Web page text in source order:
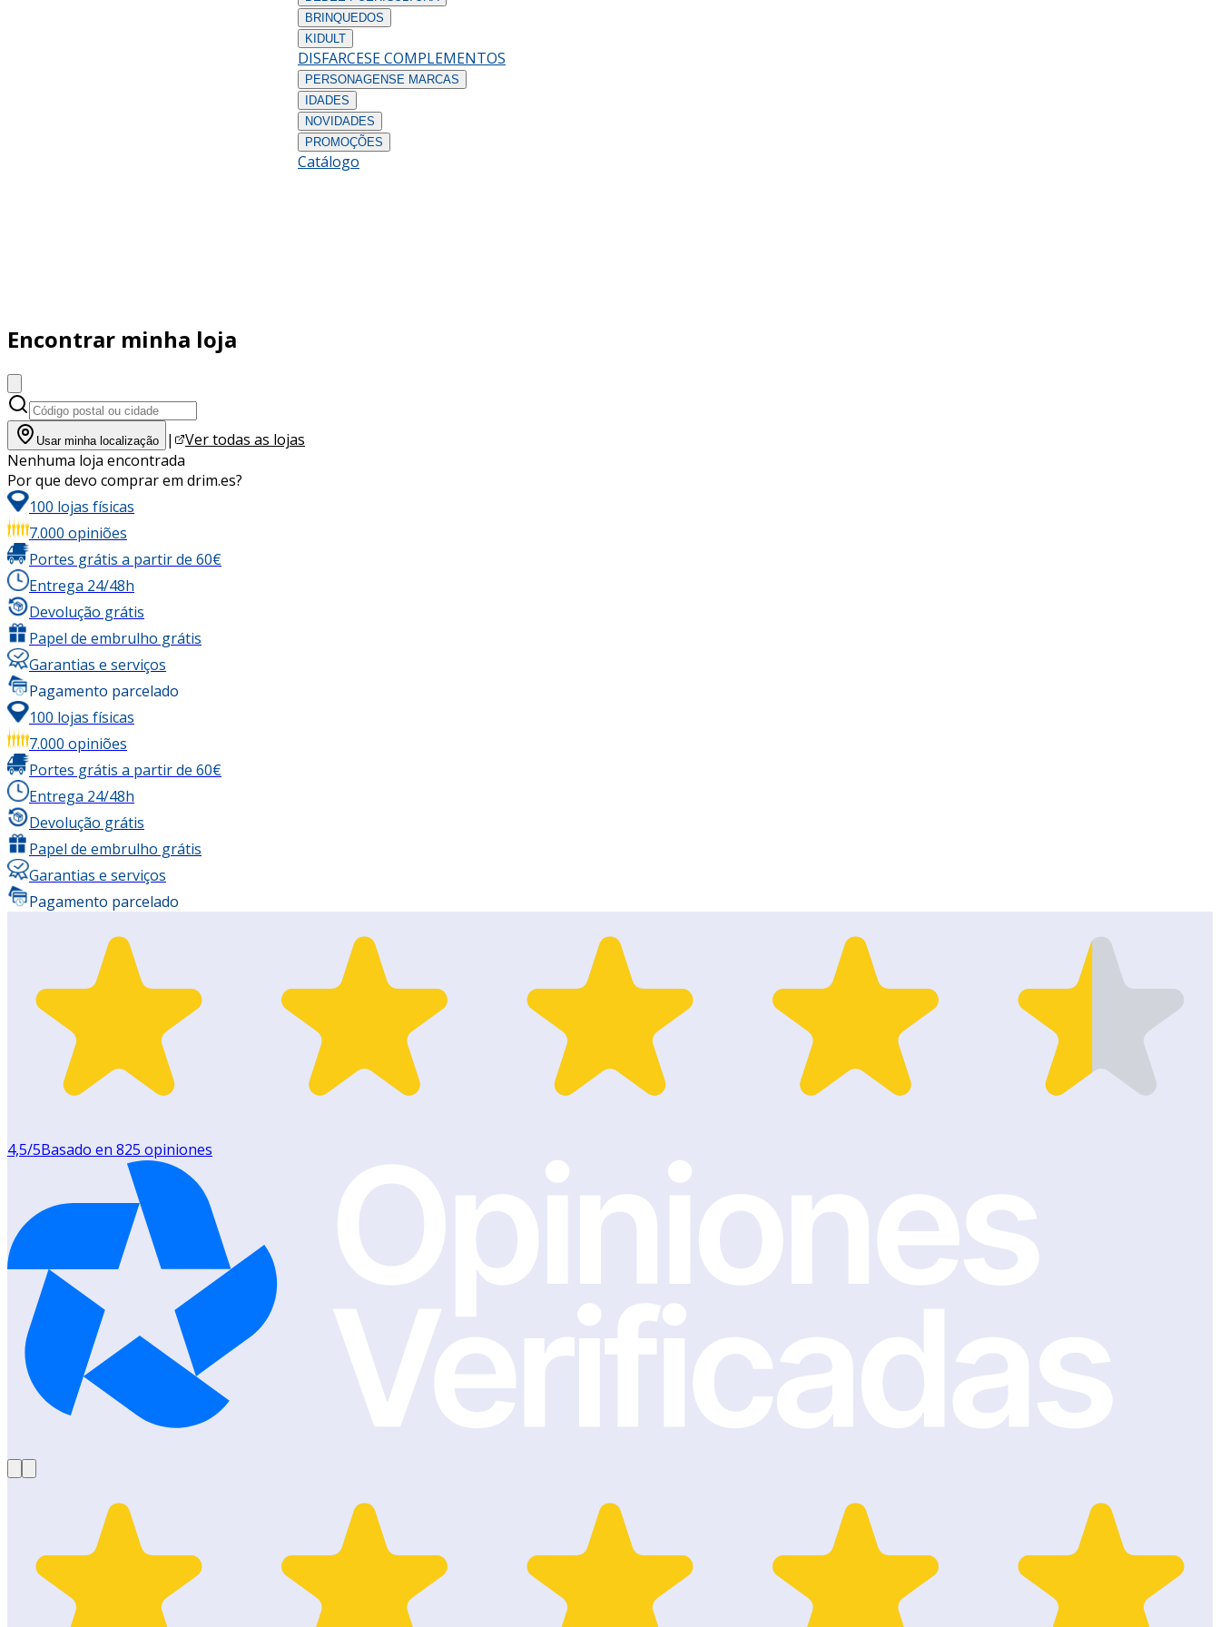
BRINQUEDOS
KIDULT
DISFARCESE COMPLEMENTOS
PERSONAGENS E MARCAS
IDADES
NOVIDADES
PROMOÇÕES
Catálogo
Encontrar minha loja
Usar minha localização |
Ver todas as lojas
Nenhuma loja encontrada
Por que devo comprar em drim.es?
100 lojas físicas
7.000 opiniões
Portes grátis a partir de 60€
Entrega 24/48h
Devolução grátis
Papel de embrulho grátis
Garantias e serviços
Pagamento parcelado
100 lojas físicas
7.000 opiniões
Portes grátis a partir de 60€
Entrega 24/48h
Devolução grátis
Papel de embrulho grátis
Garantias e serviços
Pagamento parcelado
4,5/5Basado en 825 opiniones